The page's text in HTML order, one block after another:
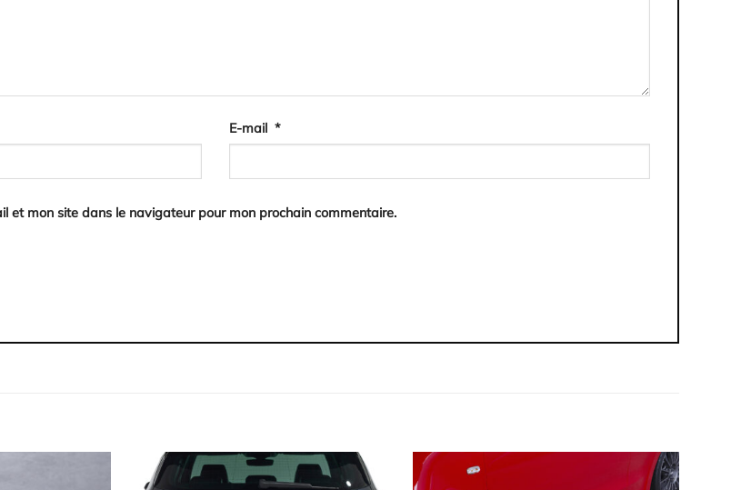
E-mail *
et mon site dans le navigateur pour mon prochain commentaire.